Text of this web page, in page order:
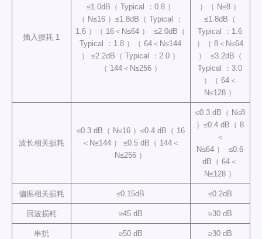
插入损耗 1
≤1.0dB（ Typical ：0.8 ）
（ N≤16 ）≤1.8dB（ Typical ：
1.6 ）（ 16＜N≤64 ） ≤2.0dB（
Typical ：1.8 ）（ 64＜N≤144
） ≤2.2dB（ Typical ：2.0 ）
（ 144＜N≤256 ）
）（ N≤8 ）
≤1.8dB（
Typical ：1.6
）（ 8＜N≤64
） ≤3.2dB（
Typical ：3.0
）（ 64＜
N≤128 ）
波长相关损耗
≤0.3 dB（ N≤16 ）≤0.4 dB（ 16
＜N≤144 ） ≤0.5 dB（ 144＜
N≤256 ）
≤0.3 dB（ N≤8
）≤0.4 dB（ 8
＜
N≤64 ） ≤0.6
dB（ 64＜
N≤128 ）
偏振相关损耗 ≤0.15dB ≤0.2dB
回波损耗 ≥45 dB ≥30 dB
串扰 ≥50 dB ≥30 dB